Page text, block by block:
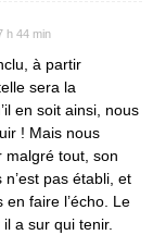
h 44 min
à partir
sera la
en soit ainsi, nous
! Mais nous
malgré tout, son
pas établi, et
en faire l’écho. Le
a sur qui tenir.